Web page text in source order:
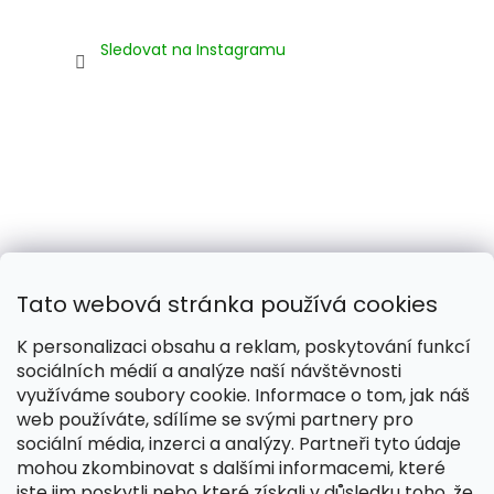
Tato webová stránka používá cookies
K personalizaci obsahu a reklam, poskytování funkcí
sociálních médií a analýze naší návštěvnosti
využíváme soubory cookie. Informace o tom, jak náš
web používáte, sdílíme se svými partnery pro
sociální média, inzerci a analýzy. Partneři tyto údaje
mohou zkombinovat s dalšími informacemi, které
Sledovat na Instagramu
Naše smečka: Silver Needles (Chovatelská stanice)